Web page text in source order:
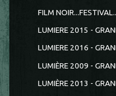
FILM
LUMIERE 2015 -
LUMIERE 2016 -
LUMIÈRE 2009 -
LUMIÈRE 2013 -